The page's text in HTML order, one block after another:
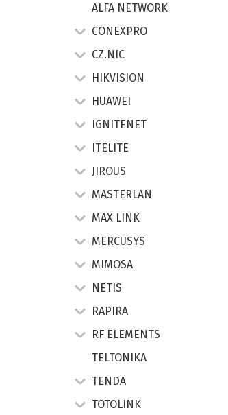
ALFA NETWORK
CONEXPRO
CZ.NIC
HIKVISION
HUAWEI
IGNITENET
ITELITE
JIROUS
MASTERLAN
MAX LINK
MERCUSYS
MIMOSA
NETIS
RAPIRA
RF ELEMENTS
TELTONIKA
TENDA
TOTOLINK